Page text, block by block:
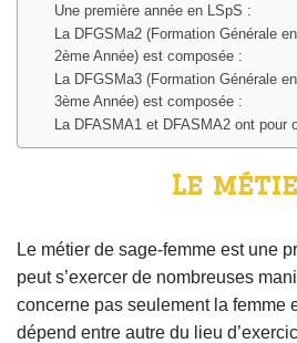
Une première année en LSpS :
La DFGSMa2 (Formation Générale
2ème Année) est composée :
La DFGSMa3 (Formation Générale
3ème Année) est composée :
La DFASMA1 et DFASMA2 ont pour
Le
Le métier de sage-femme est une
peut s’exercer de nombreuses
concerne pas seulement la femme
dépend entre autre du lieu